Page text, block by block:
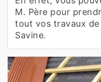
M. Père pour
tout vos travaux
Savine.